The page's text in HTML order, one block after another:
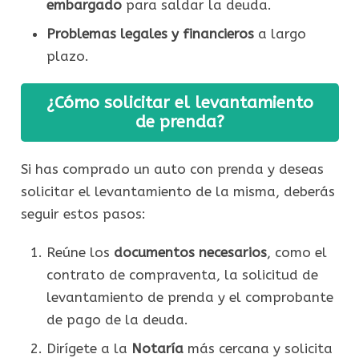
embargadopara saldar la deuda.
Problemas legales y financierosa largo
plazo.
¿Cómo solicitar el levantamiento
de prenda?
Si has comprado un auto con prenda y deseas
solicitar el levantamiento de la misma, deberás
seguir estos pasos:
Reúne los documentos necesarios, como el
contrato de compraventa, la solicitud de
levantamiento de prenda y el comprobante
de pago de la deuda.
Dirígete a la Notaríamás cercana y solicita